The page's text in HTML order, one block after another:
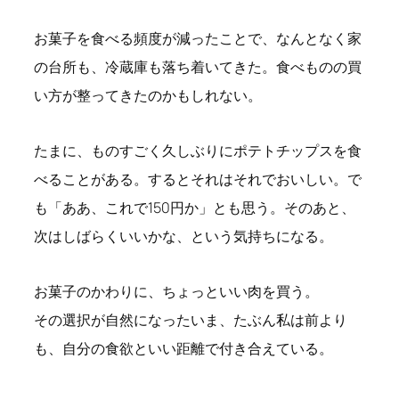
お菓子を食べる頻度が減ったことで、なんとなく家
の台所も、冷蔵庫も落ち着いてきた。食べものの買
い方が整ってきたのかもしれない。
たまに、ものすごく久しぶりにポテトチップスを食
べることがある。するとそれはそれでおいしい。で
も「ああ、これで150円か」とも思う。そのあと、
次はしばらくいいかな、という気持ちになる。
お菓子のかわりに、ちょっといい肉を買う。
その選択が自然になったいま、たぶん私は前より
も、自分の食欲といい距離で付き合えている。